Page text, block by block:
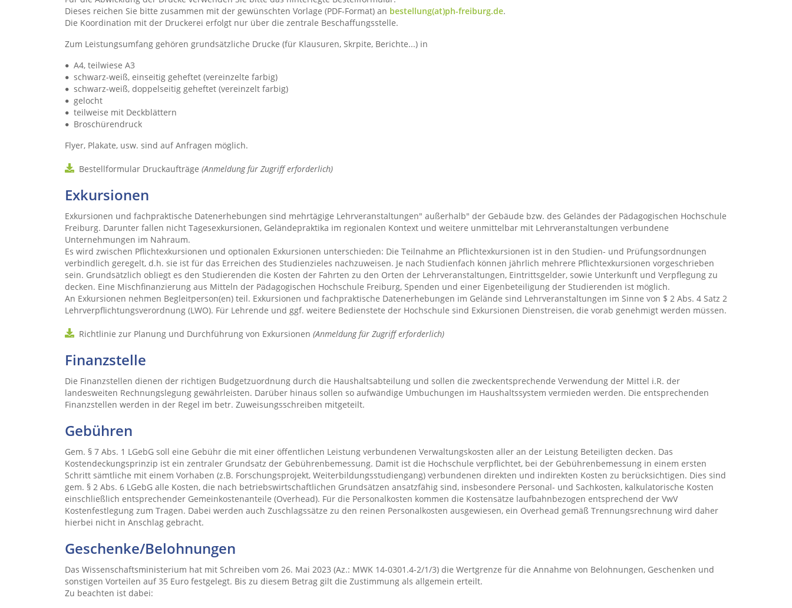
Dieses reichen Sie bitte zusammen mit der gewünschten Vorlage (PDF-Format) an bestellung(at)ph-freiburg.de.
Die Koordination mit der Druckerei erfolgt nur über die zentrale Beschaffungsstelle.
Zum Leistungsumfang gehören grundsätzliche Drucke (für Klausuren, Skrpite, Berichte...) in
A4, teilwiese A3
schwarz-weiß, einseitig geheftet (vereinzelte farbig)
schwarz-weiß, doppelseitig geheftet (vereinzelt farbig)
gelocht
teilweise mit Deckblättern
Broschürendruck
Flyer, Plakate, usw. sind auf Anfragen möglich.
Bestellformular Druckaufträge (Anmeldung für Zugriff erforderlich)
Exkursionen
Exkursionen und fachpraktische Datenerhebungen sind mehrtägige Lehrveranstaltungen" außerhalb" der Gebäude bzw. des Geländes der Pädagogischen Hochschule
Freiburg. Darunter fallen nicht Tagesexkursionen, Geländepraktika im regionalen Kontext und weitere unmittelbar mit Lehrveranstaltungen verbundene
Unternehmungen im Nahraum.
Es wird zwischen Pflichtexkursionen und optionalen Exkursionen unterschieden: Die Teilnahme an Pflichtexkursionen ist in den Studien- und Prüfungsordnungen
verbindlich geregelt, d.h. sie ist für das Erreichen des Studienzieles nachzuweisen. Je nach Studienfach können jährlich mehrere Pflichtexkursionen vorgeschrieben
sein. Grundsätzlich obliegt es den Studierenden die Kosten der Fahrten zu den Orten der Lehrveranstaltungen, Eintrittsgelder, sowie Unterkunft und Verpflegung zu
decken. Eine Mischfinanzierung aus Mitteln der Pädagogischen Hochschule Freiburg, Spenden und einer Eigenbeteiligung der Studierenden ist möglich.
An Exkursionen nehmen Begleitperson(en) teil. Exkursionen und fachpraktische Datenerhebungen im Gelände sind Lehrveranstaltungen im Sinne von $ 2 Abs. 4 Satz 2
Lehrverpflichtungsverordnung (LWO). Für Lehrende und ggf. weitere Bedienstete der Hochschule sind Exkursionen Dienstreisen, die vorab genehmigt werden müssen.
Richtlinie zur Planung und Durchführung von Exkursionen (Anmeldung für Zugriff erforderlich)
Finanzstelle
Die Finanzstellen dienen der richtigen Budgetzuordnung durch die Haushaltsabteilung und sollen die zweckentsprechende Verwendung der Mittel i.R. der
landesweiten Rechnungslegung gewährleisten. Darüber hinaus sollen so aufwändige Umbuchungen im Haushaltssystem vermieden werden. Die entsprechenden
Finanzstellen werden in der Regel im betr. Zuweisungsschreiben mitgeteilt.
Gebühren
Gem. § 7 Abs. 1 LGebG soll eine Gebühr die mit einer öffentlichen Leistung verbundenen Verwaltungskosten aller an der Leistung Beteiligten decken. Das
Kostendeckungsprinzip ist ein zentraler Grundsatz der Gebührenbemessung. Damit ist die Hochschule verpflichtet, bei der Gebührenbemessung in einem ersten
Schritt sämtliche mit einem Vorhaben (z.B. Forschungsprojekt, Weiterbildungsstudiengang) verbundenen direkten und indirekten Kosten zu berücksichtigen. Dies sind
gem. § 2 Abs. 6 LGebG alle Kosten, die nach betriebswirtschaftlichen Grundsätzen ansatzfähig sind, insbesondere Personal- und Sachkosten, kalkulatorische Kosten
einschließlich entsprechender Gemeinkostenanteile (Overhead). Für die Personalkosten kommen die Kostensätze laufbahnbezogen entsprechend der VwV
Kostenfestlegung zum Tragen. Dabei werden auch Zuschlagssätze zu den reinen Personalkosten ausgewiesen, ein Overhead gemäß Trennungsrechnung wird daher
hierbei nicht in Anschlag gebracht.
Geschenke/Belohnungen
Das Wissenschaftsministerium hat mit Schreiben vom 26. Mai 2023 (Az.: MWK 14-0301.4-2/1/3) die Wertgrenze für die Annahme von Belohnungen, Geschenken und
sonstigen Vorteilen auf 35 Euro festgelegt. Bis zu diesem Betrag gilt die Zustimmung als allgemein erteilt.
Zu beachten ist dabei: